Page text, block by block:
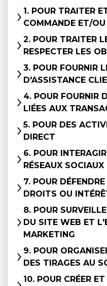
1. POUR TRAITER
COMMANDE ET/
2. POUR TRAITER
RESPECTER LES
3. POUR FOURNIR
D'ASSISTANCE
4. POUR FOURNIR
LIÉES AUX
5. POUR DES
DIRECT
6. POUR
RÉSEAUX SOCIAUX
7. POUR
DROITS OU
8. POUR
DU SITE WEB ET
MARKETING
9. POUR
DES TIRAGES AU
10. POUR CRÉER